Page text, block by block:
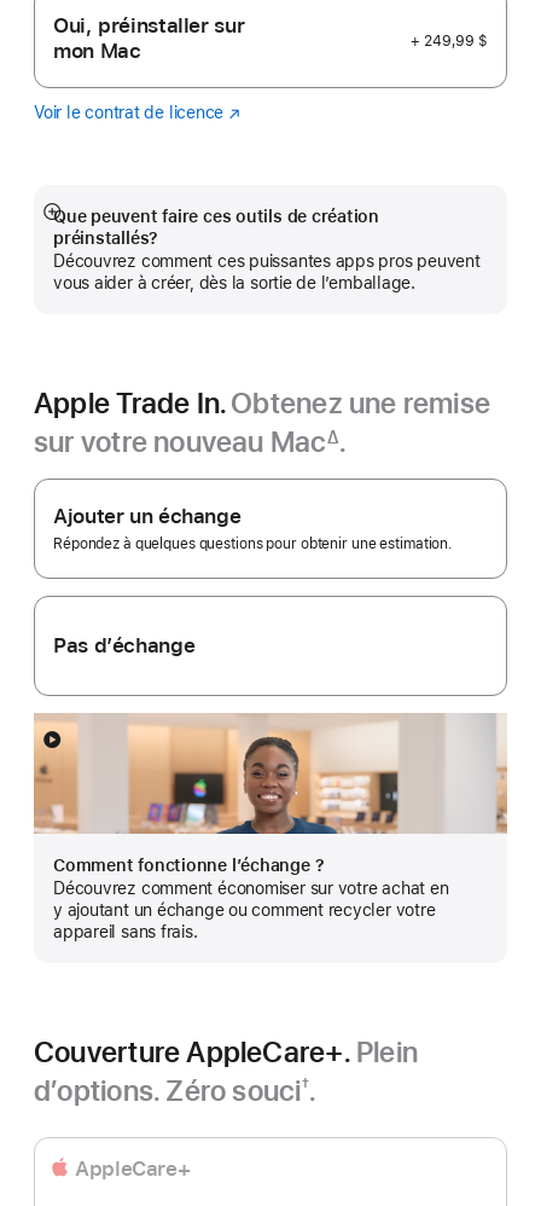
Oui, préinstaller sur
mon Mac
+ 249,99 $
Voir le contrat de licence Logic
(s’ouvre
fenêtre)
Que peuvent faire ces outils de création
préinstallés?
Découvrez comment ces puissantes apps pros peuvent
vous aider à créer, dès la sortie de l’emballage.
En
montrer
plus
Apple Trade In.Obtenez une remise
sur votre nouveau Mac
de
de
page
∆.
Apple Trade In.
Ajouter un échange
Répondez à quelques questions pour obtenir une estimation.
Pas d’échange
Comment fonctionne l’échange ?
Découvrez comment économiser sur votre achat en
y ajoutant un échange ou comment recycler votre
appareil sans frais.
En
montrer
plus
Couverture AppleCare+. Plein
d’options. Zéro souci
de
bas
†.
AppleCare+